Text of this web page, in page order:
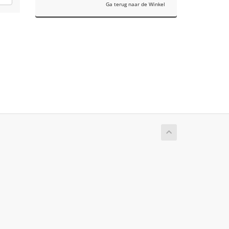
Ga terug naar de Winkel